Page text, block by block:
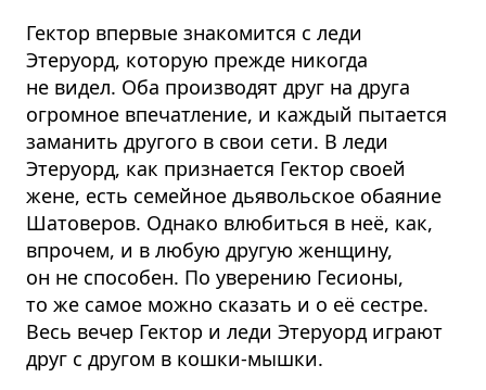
Гектор впервые знакомится с леди
Этеруорд, которую прежде никогда
не видел. Оба производят друг на друга
огромное впечатление, и каждый пытается
заманить другого в свои сети. В леди
Этеруорд, как признается Гектор своей
жене, есть семейное дьявольское обаяние
Шатоверов. Однако влюбиться в неё, как,
впрочем, и в любую другую женщину,
он не способен. По уверению Гесионы,
то же самое можно сказать и о её сестре.
Весь вечер Гектор и леди Этеруорд играют
друг с другом в кошки-мышки.